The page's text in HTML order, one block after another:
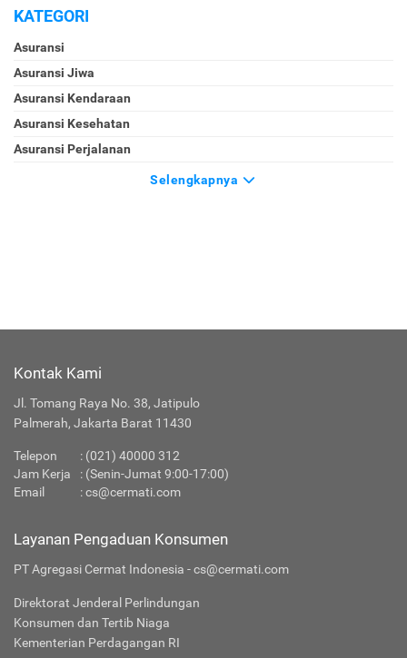
KATEGORI
Asuransi
Asuransi Jiwa
Asuransi Kendaraan
Asuransi Kesehatan
Asuransi Perjalanan
Selengkapnya
Kontak Kami
Jl. Tomang Raya No. 38, Jatipulo
Palmerah, Jakarta Barat 11430
Telepon : (021) 40000 312
Jam Kerja
: (Senin-Jumat 9:00-17:00)
Email
:cs@cermati.com
Layanan Pengaduan Konsumen
PT Agregasi Cermat Indonesia - cs@cermati.com
Direktorat Jenderal Perlindungan
Konsumen dan Tertib Niaga
Kementerian Perdagangan RI